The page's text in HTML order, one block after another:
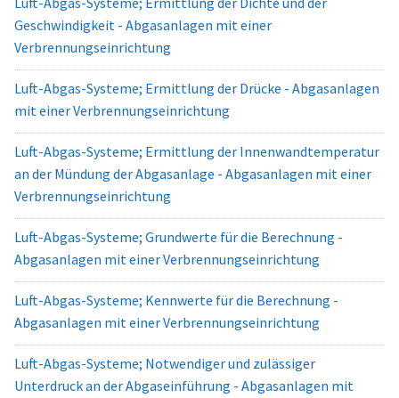
Geschwindigkeit - Abgasanlagen mit einer
Verbrennungseinrichtung
Luft-Abgas-Systeme; Ermittlung der Drücke - Abgasanlagen
mit einer Verbrennungseinrichtung
Luft-Abgas-Systeme; Ermittlung der Innenwandtemperatur
an der Mündung der Abgasanlage - Abgasanlagen mit einer
Verbrennungseinrichtung
Luft-Abgas-Systeme; Grundwerte für die Berechnung -
Abgasanlagen mit einer Verbrennungseinrichtung
Luft-Abgas-Systeme; Kennwerte für die Berechnung -
Abgasanlagen mit einer Verbrennungseinrichtung
Luft-Abgas-Systeme; Notwendiger und zulässiger
Unterdruck an der Abgaseinführung - Abgasanlagen mit